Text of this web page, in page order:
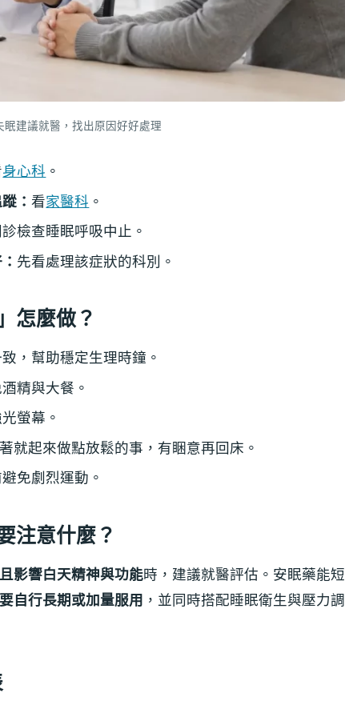
眠建議就醫，找出原因好好處理
身心科 。
：看家醫科 。
檢查睡眠呼吸中止。
先看處理該症狀的科別。
怎麼做？
，幫助穩定生理時鐘。
精與大餐。
螢幕。
就起來做點放鬆的事，有睏意再回床。
免劇烈運動。
注意什麼？
影響白天精神與功能時，建議就醫評估。安眠藥能短
自行長期或加量服用 ，並同時搭配睡眠衛生與壓力調